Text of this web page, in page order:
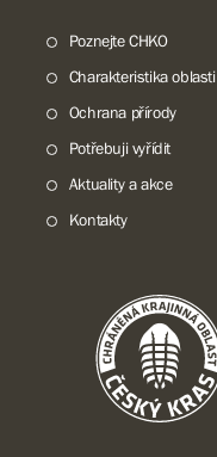
Poznejte CHKO
Charakteristika oblasti
Ochrana přírody
Potřebuji vyřídit
Aktuality a akce
Kontakty